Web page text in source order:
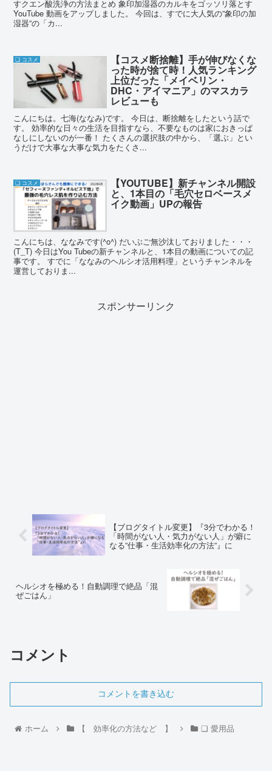
すクエン酸洗浄の方法まとめ 象印加湿器のカルキをゴッソリ落とす
YouTube 動画をアップしました。 今回は、すでに大人気の”象印の加
湿器”の「カ...
❏ コスメ 【コスメ断捨離】手が伸びなくな
った時が捨て時！人気ランキング
上位だった「メイベリン・
DHC・アイマニア」のマスカラ
レビューも
こんにちは。七海(ななみ)です。 今日は、断捨離をしたという話で
す。 効率的な日々の生活を目指すなら、不要なものは家におきっぱ
なしにしないのが一番！ たくさんの選択肢の中から、「選ぶ」とい
うだけで大事な大事な気力をたくさ...
❏ コスメ 【YOUTUBE】新チャンネル開設
と、1本目の「毛穴セロベースメ
イク動画」UPの報告
こんにちは、ななみです(^o^) だいぶご無沙汰しておりました・・・
(T_T) 今日はYou Tubeの新チャンネルと、1本目の動画についての記
事です。 すでに「ななみのヘルシオ活用料理」というチャンネルを
運営しておりま...
スポンサーリンク
【ブログタイトル変更】『3分でわかる！
「時間がない人・気力がない人」が癖に
なる”仕事・生活効率化の方法”』に
ヘルシオを極める！自動調理で絶品「混
ぜごはん」
コメント
コメントを書き込む
ホーム 【 効率化の方法など 】 ❏ 愛用品